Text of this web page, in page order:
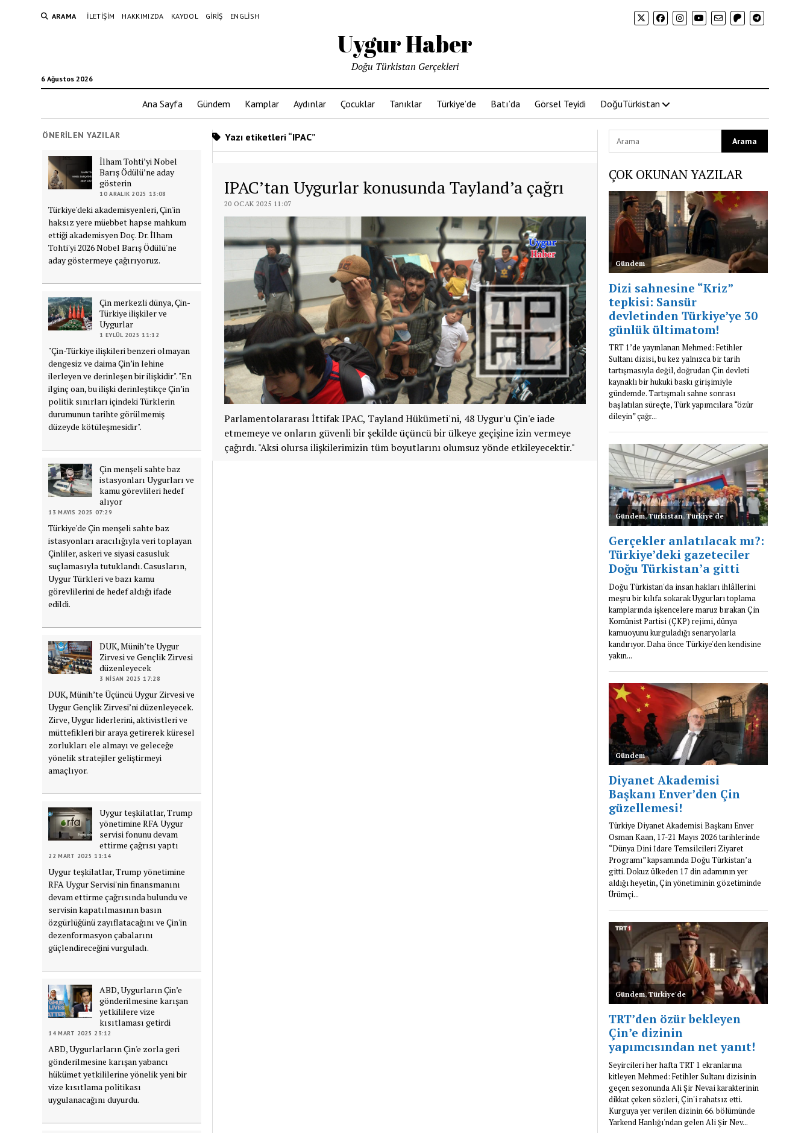
ARAMA İLETIŞIM HAKKIMIZDA KAYDOL GIRIŞ ENGLISH
Uygur Haber
6 Ağustos 2026
Doğu Türkistan Gerçekleri
Ana Sayfa Gündem Kamplar Aydınlar Çocuklar Tanıklar Türkiye’de Batı’da Görsel Teyidi DoğuTürkistan
ÖNERILEN YAZILAR
İlham Tohti’yi Nobel
Barış Ödülü’ne aday
gösterin
10 ARALIK 2025 13:08
Türkiye'deki akademisyenleri, Çin'in
haksız yere müebbet hapse mahkum
ettiği akademisyen Doç. Dr. İlham
Tohti'yi 2026 Nobel Barış Ödülü'ne
aday göstermeye çağırıyoruz.
Çin merkezli dünya, Çin-
Türkiye ilişkiler ve
Uygurlar
1 EYLÜL 2025 11:12
"Çin-Türkiye ilişkileri benzeri olmayan
dengesiz ve daima Çin’in lehine
ilerleyen ve derinleşen bir ilişkidir". "En
ilginç oan, bu ilişki derinleştikçe Çin’in
politik sınırları içindeki Türklerin
durumunun tarihte görülmemiş
düzeyde kötüleşmesidir".
Çin menşeli sahte baz
istasyonları Uygurları ve
kamu görevlileri hedef
alıyor
13 MAYIS 2025 07:29
Türkiye'de Çin menşeli sahte baz
istasyonları aracılığıyla veri toplayan
Çinliler, askeri ve siyasi casusluk
suçlamasıyla tutuklandı. Casusların,
Uygur Türkleri ve bazı kamu
görevlilerini de hedef aldığı ifade
edildi.
DUK, Münih’te Uygur
Zirvesi ve Gençlik Zirvesi
düzenleyecek
3 NISAN 2025 17:28
DUK, Münih’te Üçüncü Uygur Zirvesi ve
Uygur Gençlik Zirvesi’ni düzenleyecek.
Zirve, Uygur liderlerini, aktivistleri ve
müttefikleri bir araya getirerek küresel
zorlukları ele almayı ve geleceğe
yönelik stratejiler geliştirmeyi
amaçlıyor.
Uygur teşkilatlar, Trump
yönetimine RFA Uygur
servisi fonunu devam
ettirme çağrısı yaptı
22 MART 2025 11:14
Uygur teşkilatlar, Trump yönetimine
RFA Uygur Servisi'nin finansmanını
devam ettirme çağrısında bulundu ve
servisin kapatılmasının basın
özgürlüğünü zayıflatacağını ve Çin'in
dezenformasyon çabalarını
güçlendireceğini vurguladı.
ABD, Uygurların Çin’e
gönderilmesine karışan
yetkililere vize
kısıtlaması getirdi
14 MART 2025 23:12
ABD, Uygurlarların Çin'e zorla geri
gönderilmesine karışan yabancı
hükümet yetkililerine yönelik yeni bir
vize kısıtlama politikası
uygulanacağını duyurdu.
Yazı etiketleri “IPAC”
IPAC’tan Uygurlar konusunda Tayland’a çağrı
20 OCAK 2025 11:07
Parlamentolararası İttifak IPAC, Tayland Hükümeti'ni, 48 Uygur'u Çin'e iade
etmemeye ve onların güvenli bir şekilde üçüncü bir ülkeye geçişine izin vermeye
çağırdı. "Aksi olursa ilişkilerimizin tüm boyutlarını olumsuz yönde etkileyecektir."
ÇOK OKUNAN YAZILAR